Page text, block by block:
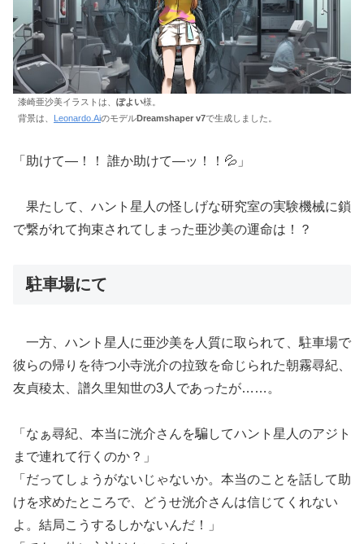
漆崎亜沙美イラストは、 ぽよい様。
背景は、 Leonardo.AiのモデルDreamshaper v7で生成しました。
「助けて―！！ 誰か助けて―ッ！！💦」
果たして、ハント星人の怪しげな研究室の実験機械に鎖
で繋がれて拘束されてしまった亜沙美の運命は！？
駐車場にて
一方、ハント星人に亜沙美を人質に取られて、駐車場で
彼らの帰りを待つ小寺洸介の拉致を命じられた朝霧尋紀、
友貞稜太、譜久里知世の3人であったが……。
「なぁ尋紀、本当に洸介さんを騙してハント星人のアジト
まで連れて行くのか？」
「だってしょうがないじゃないか。本当のことを話して助
けを求めたところで、どうせ洸介さんは信じてくれない
よ。結局こうするしかないんだ！」